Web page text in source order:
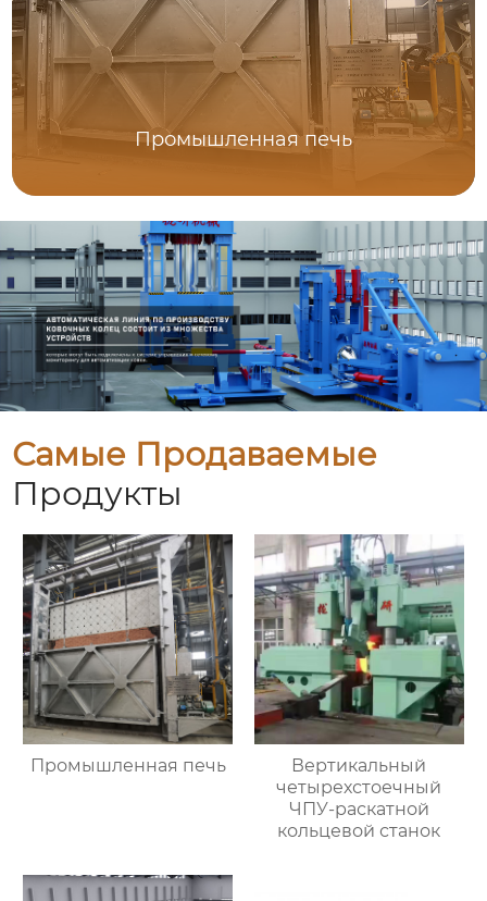
Промышленная печь
Самые Продаваемые
Продукты
Промышленная печь
Вертикальный
четырехстоечный
ЧПУ-раскатной
кольцевой станок